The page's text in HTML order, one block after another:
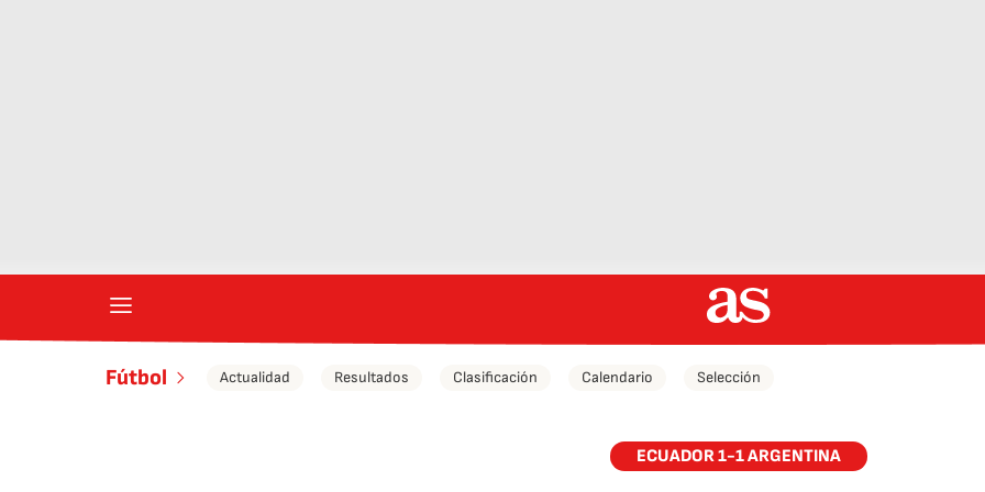
Fútbol Actualidad Resultados Clasificación Calendario Selección
ECUADOR 1-1 ARGENTINA